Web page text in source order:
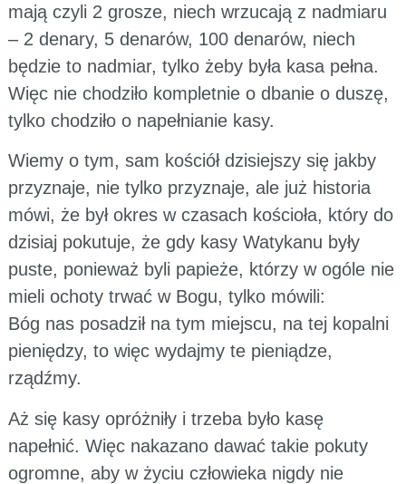
mają czyli 2 grosze, niech wrzucają z nadmiaru
– 2 denary, 5 denarów, 100 denarów, niech
będzie to nadmiar, tylko żeby była kasa pełna.
Więc nie chodziło kompletnie o dbanie o duszę,
tylko chodziło o napełnianie kasy.
Wiemy o tym, sam kościół dzisiejszy się jakby
przyznaje, nie tylko przyznaje, ale już historia
mówi, że był okres w czasach kościoła, który do
dzisiaj pokutuje, że gdy kasy Watykanu były
puste, ponieważ byli papieże, którzy w ogóle nie
mieli ochoty trwać w Bogu, tylko mówili:
Bóg nas posadził na tym miejscu, na tej kopalni
pieniędzy, to więc wydajmy te pieniądze,
rządźmy.
Aż się kasy opróżniły i trzeba było kasę
napełnić. Więc nakazano dawać takie pokuty
ogromne, aby w życiu człowieka nigdy nie